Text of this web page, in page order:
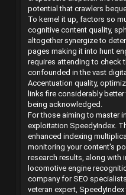
potential that crawlers
To kernel it up, factors so
cognitive content quality,
altogether synergize to
pages making it into hunt
requires attending to check
confounded in the vast
Accentuation quality,
links fire considerably
being acknowledged.
For those aiming to master
exploitation SpeedyIndex.
enhanced indexing
monitoring your content's
research results, along with
locomotive engine
company for SEO
veteran expert,